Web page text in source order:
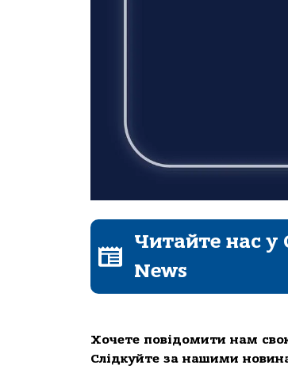
Читайте нас у
News
Хочете повідомити нам
Слідкуйте за нашими